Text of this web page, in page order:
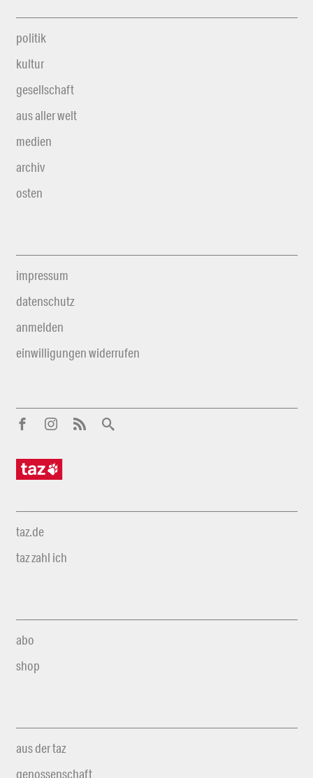
politik
kultur
gesellschaft
aus aller welt
medien
archiv
osten
impressum
datenschutz
anmelden
einwilligungen widerrufen
taz.de
taz zahl ich
abo
shop
aus der taz
genossenschaft